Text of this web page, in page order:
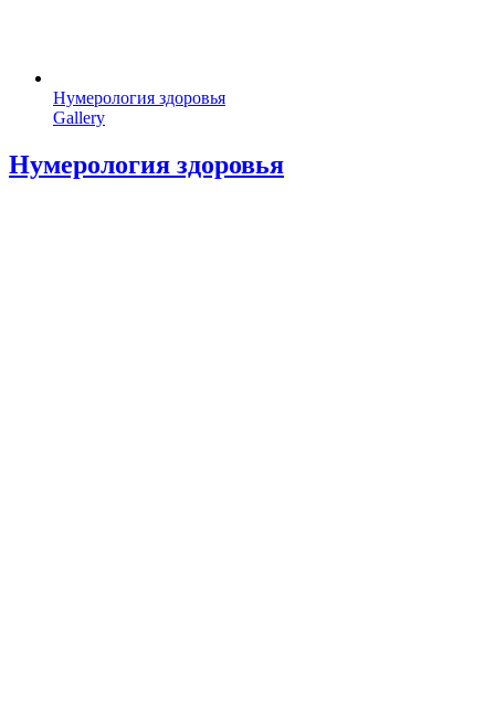
Нумерология здоровья
Gallery
Нумерология здоровья